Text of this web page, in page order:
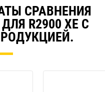
СРАВНЕНИЯ
R2900 XE С